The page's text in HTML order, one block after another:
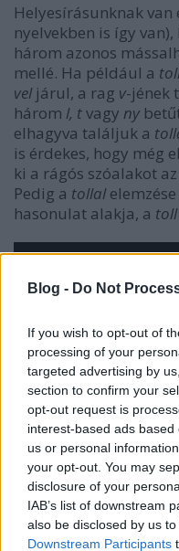
Blog - Do Not
If you wish to opt-out of
processing of your
targeted advertising by
section to confirm your
opt-out request is
interest-based ads
us or personal
your opt-out. You may
disclosure of your
IAB’s list of downstream
also be disclosed by us
Downstream Participants
Helyesírásunknak
nyelvekben is így
három azonos
mellé. Ha például a
veljárul, a rag v-jének
három l, tvagy ny
elhagyva találjuk a
is érdekes, hogy még
ki a rágós szóalakot
Pedig a tollal
hasonulat alakja, a toll
Toll + -val = tollal